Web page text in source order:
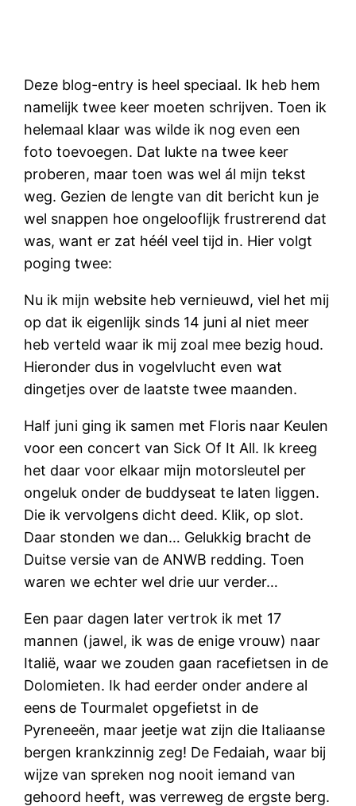
Deze blog-entry is heel speciaal. Ik heb hem
namelijk twee keer moeten schrijven. Toen ik
helemaal klaar was wilde ik nog even een
foto toevoegen. Dat lukte na twee keer
proberen, maar toen was wel ál mijn tekst
weg. Gezien de lengte van dit bericht kun je
wel snappen hoe ongelooflijk frustrerend dat
was, want er zat héél veel tijd in. Hier volgt
poging twee:
Nu ik mijn website heb vernieuwd, viel het mij
op dat ik eigenlijk sinds 14 juni al niet meer
heb verteld waar ik mij zoal mee bezig houd.
Hieronder dus in vogelvlucht even wat
dingetjes over de laatste twee maanden.
Half juni ging ik samen met Floris naar Keulen
voor een concert van Sick Of It All. Ik kreeg
het daar voor elkaar mijn motorsleutel per
ongeluk onder de buddyseat te laten liggen.
Die ik vervolgens dicht deed. Klik, op slot.
Daar stonden we dan… Gelukkig bracht de
Duitse versie van de ANWB redding. Toen
waren we echter wel drie uur verder…
Een paar dagen later vertrok ik met 17
mannen (jawel, ik was de enige vrouw) naar
Italië, waar we zouden gaan racefietsen in de
Dolomieten. Ik had eerder onder andere al
eens de Tourmalet opgefietst in de
Pyreneeën, maar jeetje wat zijn die Italiaanse
bergen krankzinnig zeg! De Fedaiah, waar bij
wijze van spreken nog nooit iemand van
gehoord heeft, was verreweg de ergste berg.